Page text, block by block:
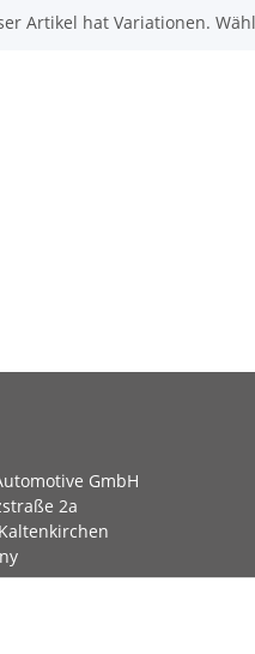
Artikel hat Variationen.
GmbH
2a